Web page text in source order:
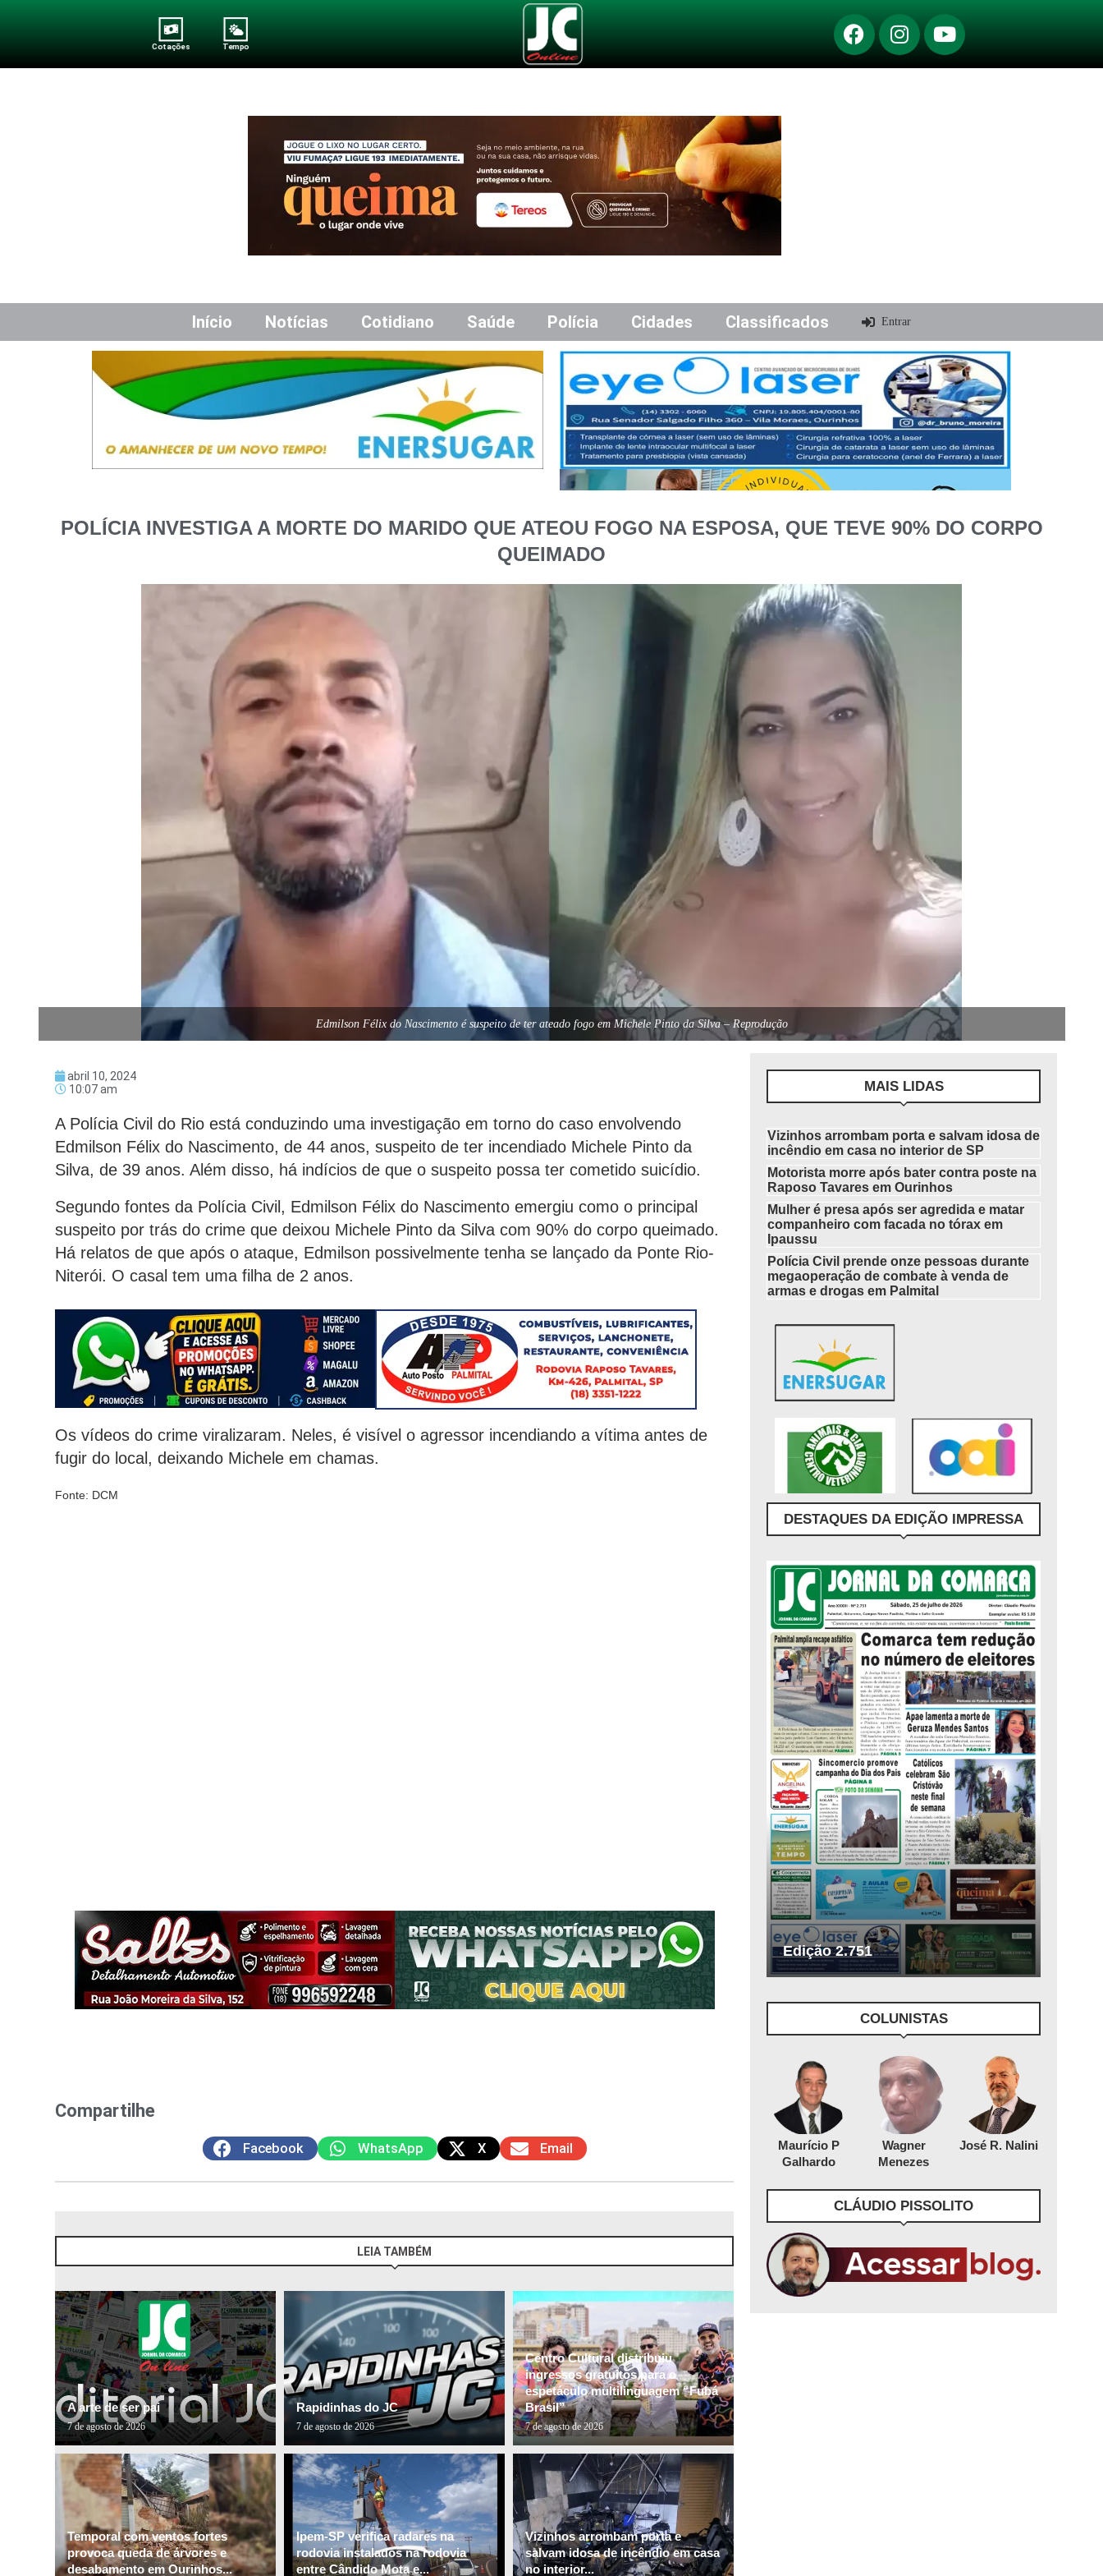
Cotações Tempo
Início Notícias Cotidiano Saúde Polícia Cidades Classificados Entrar
POLÍCIA INVESTIGA A MORTE DO MARIDO QUE ATEOU FOGO NA ESPOSA, QUE TEVE 90% DO CORPO
QUEIMADO
Edmilson Félix do Nascimento é suspeito de ter ateado fogo em Michele Pinto da Silva – Reprodução
abril 10, 2024
10:07 am
A Polícia Civil do Rio está conduzindo uma investigação em torno do caso envolvendo
Edmilson Félix do Nascimento, de 44 anos, suspeito de ter incendiado Michele Pinto da
Silva, de 39 anos. Além disso, há indícios de que o suspeito possa ter cometido suicídio.
Segundo fontes da Polícia Civil, Edmilson Félix do Nascimento emergiu como o principal
suspeito por trás do crime que deixou Michele Pinto da Silva com 90% do corpo queimado.
Há relatos de que após o ataque, Edmilson possivelmente tenha se lançado da Ponte Rio-
Niterói. O casal tem uma filha de 2 anos.
Os vídeos do crime viralizaram. Neles, é visível o agressor incendiando a vítima antes de
fugir do local, deixando Michele em chamas.
Fonte: DCM
Compartilhe
Facebook WhatsApp X Email
LEIA TAMBÉM
A arte de ser pai
7 de agosto de 2026
Rapidinhas do JC
7 de agosto de 2026
Centro Cultural distribuiu
ingressos gratuitos para o
espetáculo multilinguagem “Fubá
Brasil”
7 de agosto de 2026
Temporal com ventos fortes
provoca queda de árvores e
desabamento em Ourinhos...
Ipem-SP verifica radares na
rodovia instalados na rodovia
entre Cândido Mota e...
Vizinhos arrombam porta e
salvam idosa de incêndio em casa
no interior...
MAIS LIDAS
Vizinhos arrombam porta e salvam idosa de
incêndio em casa no interior de SP
Motorista morre após bater contra poste na
Raposo Tavares em Ourinhos
Mulher é presa após ser agredida e matar
companheiro com facada no tórax em
Ipaussu
Polícia Civil prende onze pessoas durante
megaoperação de combate à venda de
armas e drogas em Palmital
DESTAQUES DA EDIÇÃO IMPRESSA
Edição 2.751
COLUNISTAS
Maurício P
Galhardo
Wagner
Menezes
José R. Nalini
CLÁUDIO PISSOLITO